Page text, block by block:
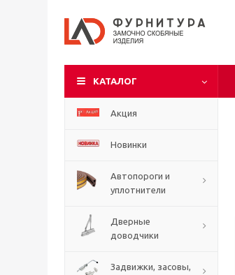
КАТАЛОГ
Акция
Новинки
Автопороги и
уплотнители
Дверные
доводчики
Задвижки, засовы,